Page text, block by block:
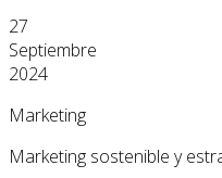
27
Septiembre
2024
Marketing
Marketing sostenible y